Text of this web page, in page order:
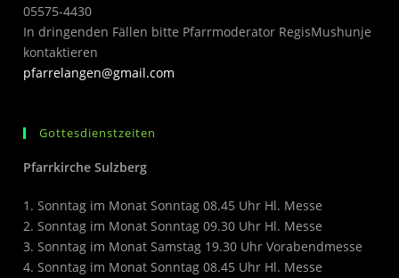
05575-4430
In dringenden Fällen bitte Pfarrmoderator RegisMushunje
kontaktieren
pfarrelangen@gmail.com
Gottesdienstzeiten
Pfarrkirche Sulzberg
1. Sonntag im Monat Sonntag 08.45 Uhr Hl. Messe
2. Sonntag im Monat Sonntag 09.30 Uhr Hl. Messe
3. Sonntag im Monat Samstag 19.30 Uhr Vorabendmesse
4. Sonntag im Monat Sonntag 08.45 Uhr Hl. Messe